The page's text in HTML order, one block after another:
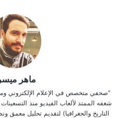
ماهر
شغفه الممتد لألعاب الفيديو منذ
التاريخ والجغرافيا) لتقديم تحليل معمق